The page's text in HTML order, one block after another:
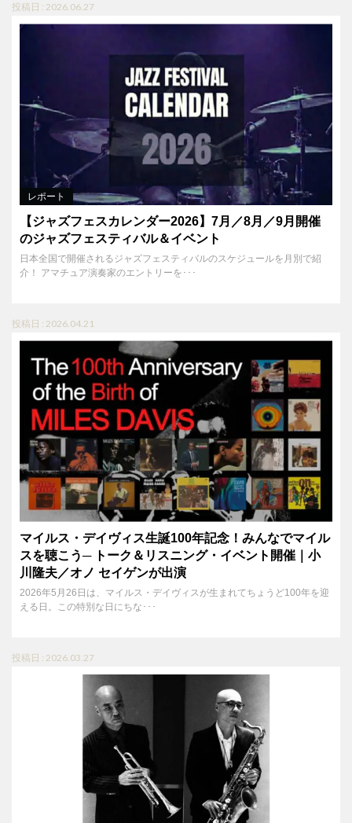
投稿日 : 2026.06.27
レポート
【ジャズフェスカレンダー2026】7月／8月／9月開催
のジャズフェスティバル＆イベント
日本全国で開催されるジャズフェスティバルのスケジュールを月別で紹
介！ アマチュア演奏家のエントリーを･･･
投稿日 : 2026.04.21
マイルス・デイヴィス生誕100年記念！みんなでマイル
スを聴こう─ トーク＆リスニング・イベント開催｜小
川隆夫／オノ セイゲンが出演
2026年5月26日は、マイルス・デイヴィスが生まれてちょうど100年を迎
える日。この特別な日にちな･･･
投稿日 : 2026.03.27